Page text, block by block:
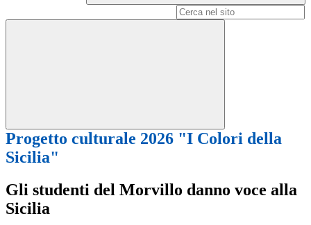
Progetto culturale 2026 "I Colori della
Sicilia"
Gli studenti del Morvillo danno voce alla
Sicilia